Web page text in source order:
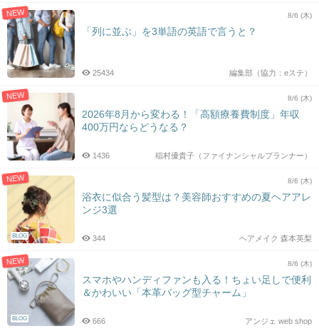
NEW 8/6 (木)
「列に並ぶ」を3単語の英語で言うと？
編集部（協力：eステ）
25434
NEW 8/6 (木)
2026年8月から変わる！「高額療養費制度」年収
400万円ならどうなる？
稲村優貴子（ファイナンシャルプランナー）
1436
NEW
BLOG
8/6 (木)
浴衣に似合う髪型は？美容師おすすめの夏ヘアアレ
ンジ3選
ヘアメイク 森本英梨
344
NEW
BLOG
8/6 (木)
スマホやハンディファンも入る！ちょい足しで便利
＆かわいい「本革バッグ型チャーム」
アンジェ web shop
666